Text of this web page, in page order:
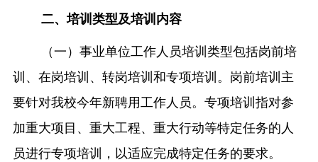
二、培训类型及培训内容
（一）事业单位工作人员培训类型包括岗前培
训、在岗培训、转岗培训和专项培训。岗前培训主
要针对我校今年新聘用工作人员。专项培训指对参
加重大项目、重大工程、重大行动等特定任务的人
员进行专项培训，以适应完成特定任务的要求。